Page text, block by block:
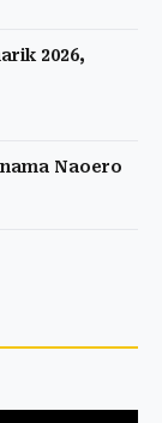
2026,
Naoero